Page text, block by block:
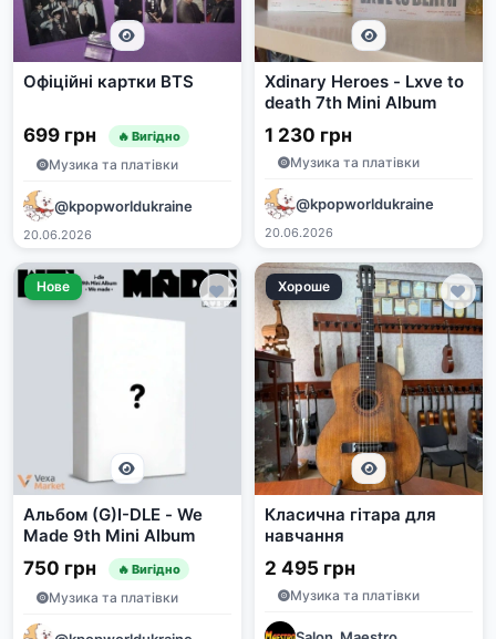
Офіційні картки BTS
699 грн 🔥 Вигідно
Музика та платівки
@kpopworldukraine
20.06.2026
Xdinary Heroes - Lxve to
death 7th Mini Album
1 230 грн
Музика та платівки
@kpopworldukraine
20.06.2026
Нове
Альбом (G)I-DLE - We
Made 9th Mini Album
750 грн 🔥 Вигідно
Музика та платівки
Хороше
Класична гітара для
навчання
2 495 грн
Музика та платівки